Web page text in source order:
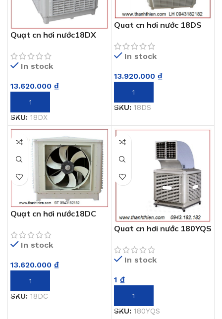
Quạt cn hơi nước18DX
In stock
13.620.000 ₫
THÊM VÀO GIỎ HÀNG
SKU: 18DX
Quat cn hơi nước 18DS
In stock
13.920.000 ₫
THÊM VÀO GIỎ HÀNG
SKU: 18DS
Quạt cn hơi nước18DC
In stock
13.620.000 ₫
THÊM VÀO GIỎ HÀNG
SKU: 18DC
Quat cn hơi nước 180YQS
In stock
1 ₫
THÊM VÀO GIỎ HÀNG
SKU: 180YQS